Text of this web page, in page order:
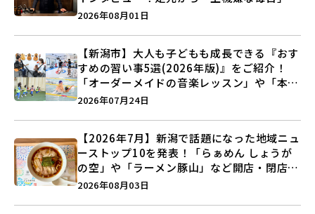
つくる装いの提案とは？
2026年08月01日
【新潟市】大人も子どもも成長できる『おす
すめの習い事5選(2026年版)』をご紹介！
「オーダーメイドの音楽レッスン」や「本格
キックボクシング」で新しい自分を見つけよ
2026年07月24日
【2026年7月】新潟で話題になった地域ニュ
ーストップ10を発表！「らぁめん しょうが
の空」や「ラーメン豚山」など開店・閉店の
注目記事をランキングでご紹介♪
2026年08月03日